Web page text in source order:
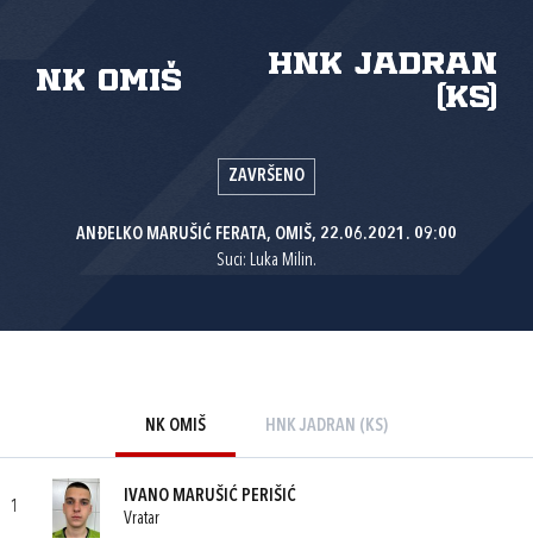
NK Omiš
HNK Jadran
(KS)
ZAVRŠENO
ANĐELKO MARUŠIĆ FERATA, OMIŠ, 22.06.2021. 09:00
Suci: Luka Milin.
NK OMIŠ HNK JADRAN (KS)
1
IVANO MARUŠIĆ PERIŠIĆ
Vratar